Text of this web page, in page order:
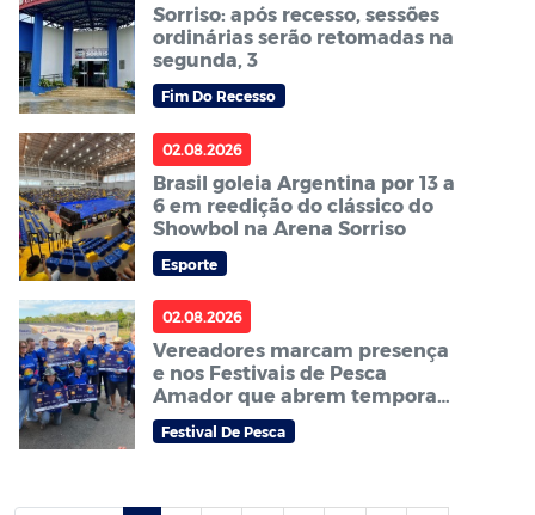
Sorriso: após recesso, sessões
ordinárias serão retomadas na
segunda, 3
Fim Do Recesso
02.08.2026
Brasil goleia Argentina por 13 a
6 em reedição do clássico do
Showbol na Arena Sorriso
Esporte
02.08.2026
Vereadores marcam presença
e nos Festivais de Pesca
Amador que abrem temporada
do tradicional Festival de
pesca Zé Aragão em Sorriso
Festival De Pesca